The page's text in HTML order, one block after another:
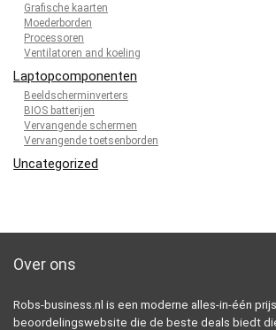
Grafische kaarten
Moederborden
Processoren
Ventilatoren and koeling
Laptopcomponenten
Beeldscherminverters
BIOS batterijen
Vervangende schermen
Vervangende toetsenborden
Uncategorized
Over ons
Robs-business.nl is een moderne alles-in-één
beoordelingswebsite die de beste deals biedt